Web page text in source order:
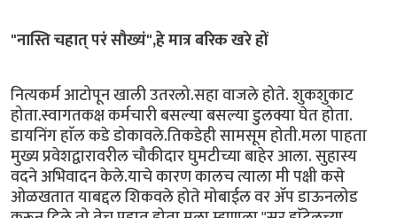
​"नास्ति चहात् परं सौख्यं",हे मात्र बरिक खरे हों
नित्यकर्म आटोपून खाली उतरलो.सहा वाजले होते. शुकशुकाट
होता.स्वागतकक्ष कर्मचारी बसल्या बसल्या डुलक्या घेत होता.
डायनिंग हाॅल कडे डोकावले.तिकडेही सामसूम होती.मला पाहता
मुख्य प्रवेशद्वारावरील चौकीदार घुमटीच्या बाहेर आला. सुहास्य
वदने अभिवादन केले.याचे कारण कालच त्याला मी पक्षी कसे
ओळखतात याबद्दल शिकवले होते मोबाईल वर ॲप डाऊनलोड